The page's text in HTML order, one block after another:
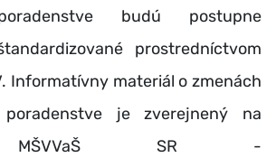
budú postupne
prostredníctvom
Informatívny materiál o zmenách
je zverejnený na
MŠVVaŠ SR -